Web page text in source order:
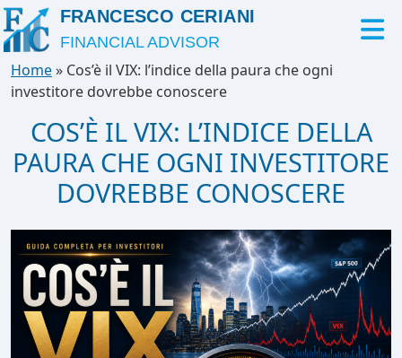
FRANCESCO CERIANI
FINANCIAL ADVISOR
Home» Cos’è il VIX: l’indice della paura che ogni
investitore dovrebbe conoscere
COS’È IL VIX: L’INDICE DELLA
PAURA CHE OGNI INVESTITORE
DOVREBBE CONOSCERE